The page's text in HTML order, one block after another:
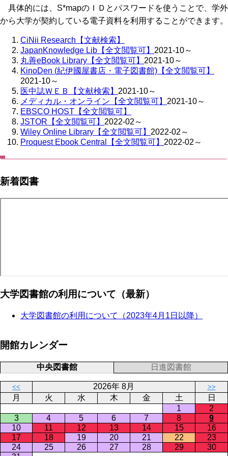
具体的には、S*mapのＩＤとパスワードを使うことで、学外
から大学が契約している電子資料を利用することができます。
CiNii Research【文献検索】
JapanKnowledge Lib【全文閲覧可】 2021-10～
丸善eBook Library【全文閲覧可】 2021-10～
KinoDen (紀伊國屋書店・電子図書館)【全文閲覧可】
2021-10～
医中誌ＷＥＢ【文献検索】 2021-10～
メディカル・オンライン【全文閲覧可】 2021-10～
EBSCO HOST【全文閲覧可】
JSTOR【全文閲覧可】 2022-02～
Wiley Online Library【全文閲覧可】 2022-02～
Proquest Ebook Central【全文閲覧可】 2022-02～
新着図書
大学図書館の利用について（最新）
大学図書館の利用について（2023年4月1日以降）
開館カレンダー
中央図書館 日進図書館
<< 2026年 8月 >>
月 火 水 木 金 土
日
1
2
3
4 5 6 7 8
9
10
11 12 13 14 15
16
17
18 19 20 21 22
23
24
25 26 27 28 29
30